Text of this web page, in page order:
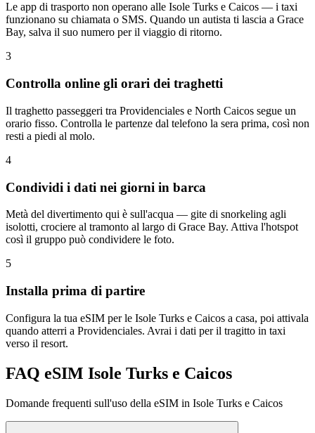
Le app di trasporto non operano alle Isole Turks e Caicos — i taxi
funzionano su chiamata o SMS. Quando un autista ti lascia a Grace
Bay, salva il suo numero per il viaggio di ritorno.
3
Controlla online gli orari dei traghetti
Il traghetto passeggeri tra Providenciales e North Caicos segue un
orario fisso. Controlla le partenze dal telefono la sera prima, così non
resti a piedi al molo.
4
Condividi i dati nei giorni in barca
Metà del divertimento qui è sull'acqua — gite di snorkeling agli
isolotti, crociere al tramonto al largo di Grace Bay. Attiva l'hotspot
così il gruppo può condividere le foto.
5
Installa prima di partire
Configura la tua eSIM per le Isole Turks e Caicos a casa, poi attivala
quando atterri a Providenciales. Avrai i dati per il tragitto in taxi
verso il resort.
FAQ eSIM Isole Turks e Caicos
Domande frequenti sull'uso della eSIM in Isole Turks e Caicos